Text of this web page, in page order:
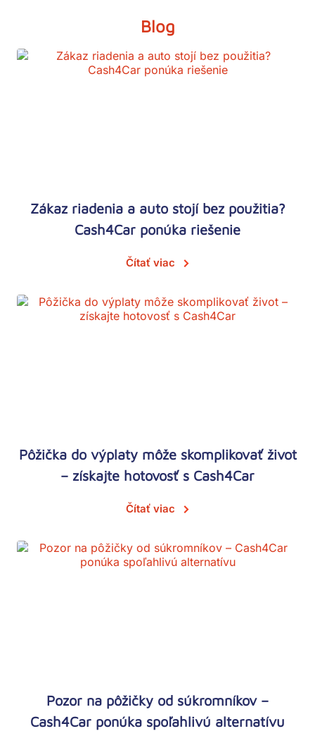
Blog
Zákaz riadenia a auto stojí bez použitia?
Cash4Car ponúka riešenie
Čítať viac
Pôžička do výplaty môže skomplikovať život
– získajte hotovosť s Cash4Car
Čítať viac
Pozor na pôžičky od súkromníkov –
Cash4Car ponúka spoľahlivú alternatívu